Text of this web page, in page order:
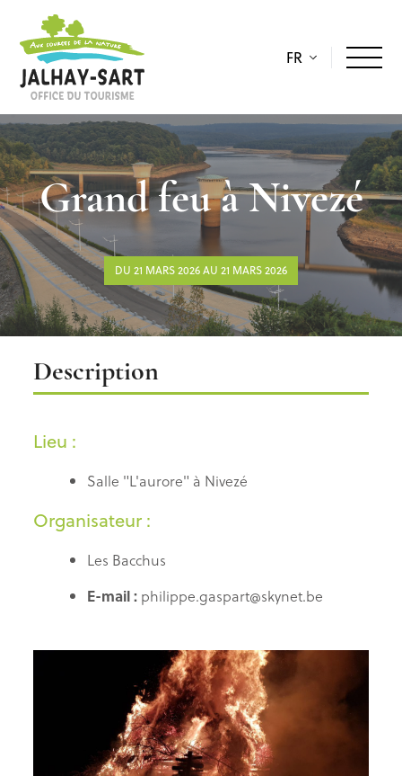
FR
Grand feu à Nivezé
DU 21 MARS 2026 AU 21 MARS 2026
Description
Description
Lieu :
Salle "L'aurore" à Nivezé
Organisateur :
Les Bacchus
E-mail : philippe.gaspart@skynet.be